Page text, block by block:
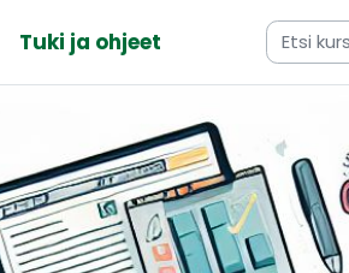
Tuki ja ohjeet